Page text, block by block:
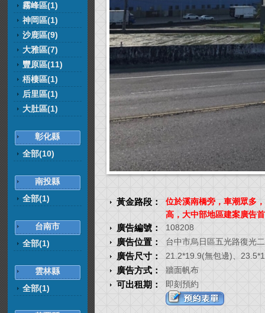
霧峰區(1)
神岡區(1)
沙鹿區(9)
大雅區(7)
豐原區(11)
梧棲區(1)
后里區(1)
大肚區(1)
彰化縣
全部(10)
南投縣
全部(1)
台南市
全部(1)
雲林縣
全部(1)
黃金路段：
位於溪南橋旁，車潮眾多
高，大中部地區建案廣告
廣告編號： 108208
廣告位置： 台中市烏日區五光路復光
廣告尺寸： 21.2*19.9(無包邊)、
廣告方式： 牆面帆布
可出租期： 即刻預約